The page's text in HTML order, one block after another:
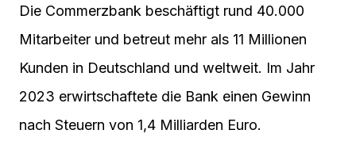
Die Commerzbank beschäftigt rund 40.000
Mitarbeiter und betreut mehr als 11 Millionen
Kunden in Deutschland und weltweit. Im Jahr
2023 erwirtschaftete die Bank einen Gewinn
nach Steuern von 1,4 Milliarden Euro.